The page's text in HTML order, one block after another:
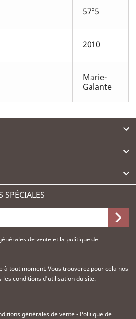
57°5
2010
Marie-
Galante



SPÉCIALES
de vente et la politique de
à tout moment. Vous trouverez pour cela nos
les conditions d'utilisation du site.
générales de vente - Politique de